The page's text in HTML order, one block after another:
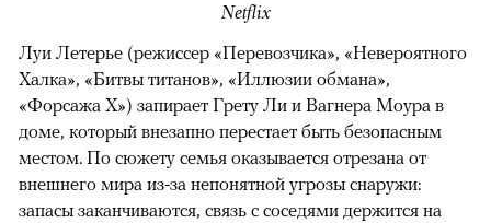
Netflix
Луи Летерье (режиссер «Перевозчика», «Невероятного
Халка», «Битвы титанов», «Иллюзии обмана»,
«Форсажа X») запирает Грету Ли и Вагнера Моура в
доме, который внезапно перестает быть безопасным
местом. По сюжету семья оказывается отрезана от
внешнего мира из-за непонятной угрозы снаружи:
запасы заканчиваются, связь с соседями держится на